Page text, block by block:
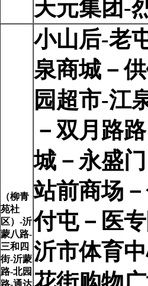
天元集团-
（柳青
苑社
区）-沂
蒙八路-
三和四
街-沂蒙
路-北园
路-通达
小山后-老
泉商城－
园超市-江
－双月路
城－永盛
站前商场
付屯－医
沂市体育